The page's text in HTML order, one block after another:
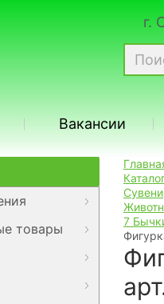
г.
Вакансии
товары
7